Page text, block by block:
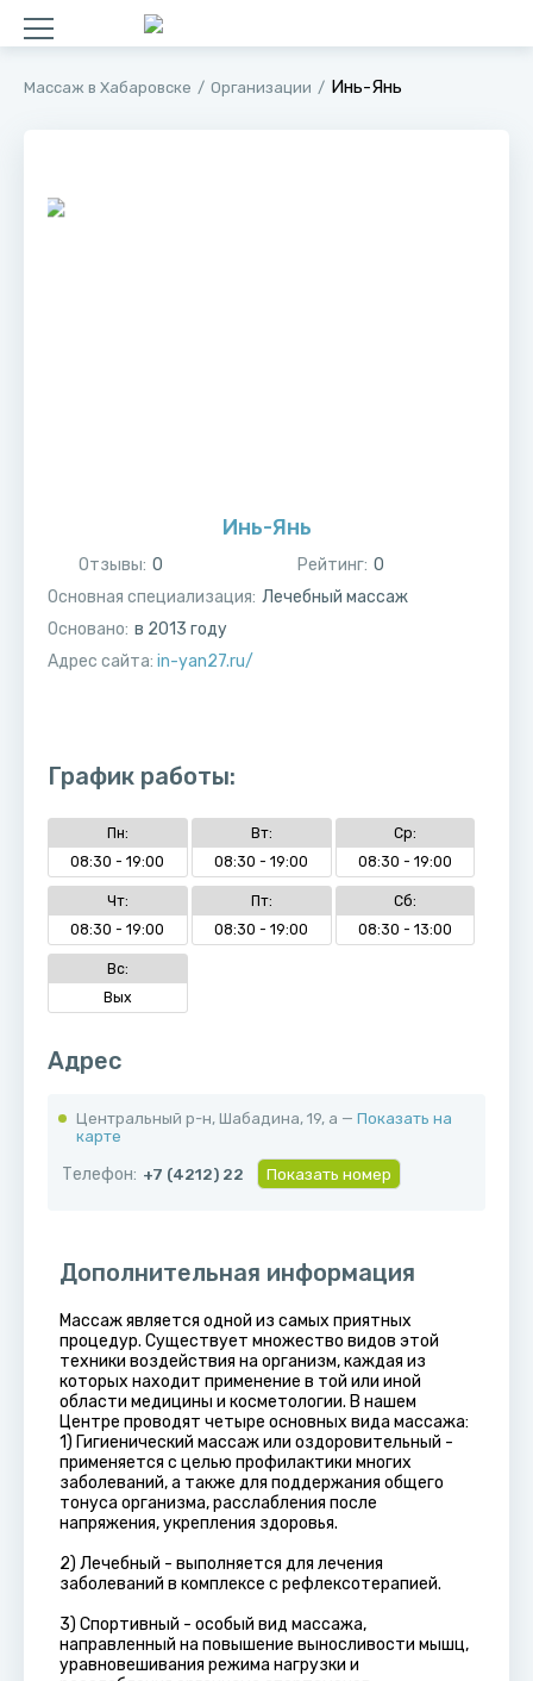
Массаж в Хабаровске Организации Инь-Янь
Инь-Янь
Отзывы: 0 Рейтинг: 0
Основная специализация: Лечебный массаж
Основано: в 2013 году
Адрес сайта: in-yan27.ru/
График работы:
Пн:
08:30 - 19:00
Вт:
08:30 - 19:00
Ср:
08:30 - 19:00
Чт:
08:30 - 19:00
Пт:
08:30 - 19:00
Сб:
08:30 - 13:00
Вс:
Вых
Адрес
Центральный р-н, ​Шабадина, 19, а — Показать на
карте
Телефон: +7 (4212) 22 Показать номер
Дополнительная информация
Массаж является одной из самых приятных
процедур. Существует множество видов этой
техники воздействия на организм, каждая из
которых находит применение в той или иной
области медицины и косметологии. В нашем
Центре проводят четыре основных вида массажа:
1) Гигиенический массаж или оздоровительный -
применяется с целью профилактики многих
заболеваний, а также для поддержания общего
тонуса организма, расслабления после
напряжения, укрепления здоровья.
2) Лечебный - выполняется для лечения
заболеваний в комплексе с рефлексотерапией.
3) Спортивный - особый вид массажа,
направленный на повышение выносливости мышц,
уравновешивания режима нагрузки и